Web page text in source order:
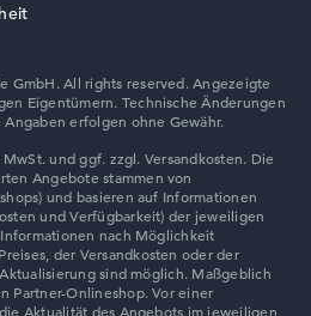
Chromebook
LOQ
All rights reserved. Angezeigte
Eigentümern. Technische Änderungen
erfolgen ohne Gewähr.